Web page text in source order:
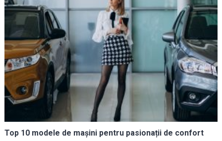
Top 10 modele de mașini pentru pasionații de confort